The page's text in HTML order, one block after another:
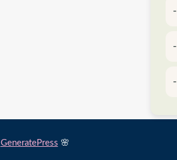
GeneratePress 🌸